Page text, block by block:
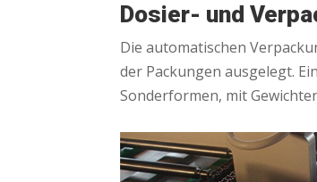
Dosier- und
Die automatischen
der Packungen ausgelegt.
Sonderformen, mit